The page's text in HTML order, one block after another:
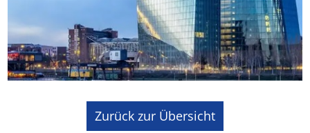
Zurück zur Übersicht